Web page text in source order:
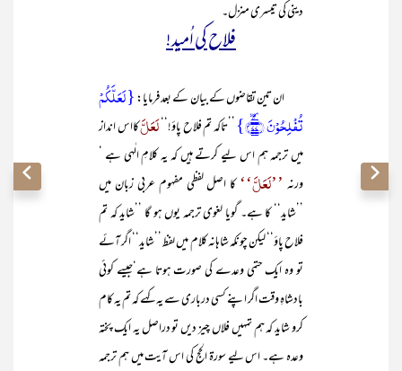
دینی کی تیسری منزل۔
فلاح کی اُمید!
ان تین تقاضوں کے بیان کے بعد فرمایا:{ لَعَلَّکُمۡ
تُفۡلِحُوۡنَ ﴿ۚٛ۷۷﴾}
’’تاکہ تم فلاح پاؤ!‘‘ لَعَلَّکااس انداز
میں ترجمہ ہم اس لیے کرتے ہیں کہ یہ کلامِ الٰہی ہے ‘
ورنہ ’’لَعَلَّ‘‘کا اصل لفظی مفہوم عربی زبان میں
’’شاید‘‘ کا ہے۔ گویا لغوی ترجمہ یوں ہو گا ’’شاید کہ تم
فلاح پاؤ‘‘ لیکن چونکہ شاہانہ کلام میں لفظ ’’شاید‘‘ اگر آئے
تو وہ ایک حتمی وعدے کی صورت ہوتا ہے‘جیسے کوئی
بادشاہِ وقت اگر اپنے کسی درباری سے یہ کہے کہ تم یہ کام
کرو شاید کہ ہم تمہیں فلاں چیز دیں تو دراصل یہ ایک پختہ
وعدہ ہے۔ اس لیے سورۃ الحج کی اس آیت میں ہم ترجمہ